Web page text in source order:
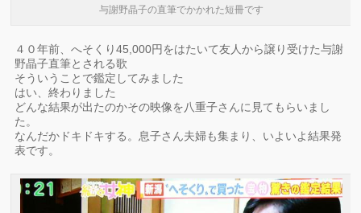
与謝野晶子の直筆でかかれた短冊です
４０年前、へそくり45,000円をはたいて友人から譲り受けた与謝
野晶子直筆とされる歌
そういうことで鑑定してみました
はい、終わりました
どんな結果が出たのかその映像を八重子さんに見てもらいまし
た。
なんだかドキドキする。息子さん夫婦も集まり、いよいよ結果発
表です。